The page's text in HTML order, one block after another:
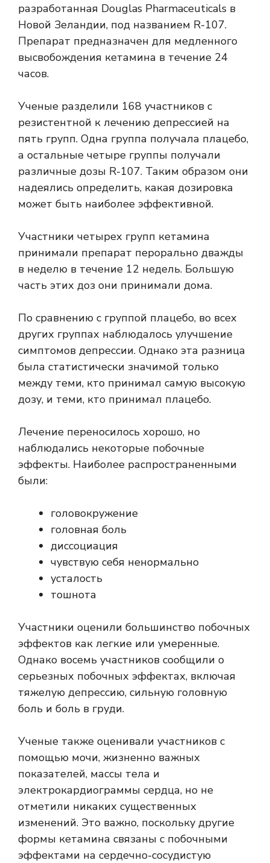
разработанная Douglas Pharmaceuticals в
Новой Зеландии, под названием R-107.
Препарат предназначен для медленного
высвобождения кетамина в течение 24
часов.
Ученые разделили 168 участников с
резистентной к лечению депрессией на
пять групп. Одна группа получала плацебо,
а остальные четыре группы получали
различные дозы R-107. Таким образом они
надеялись определить, какая дозировка
может быть наиболее эффективной.
Участники четырех групп кетамина
принимали препарат перорально дважды
в неделю в течение 12 недель. Большую
часть этих доз они принимали дома.
По сравнению с группой плацебо, во всех
других группах наблюдалось улучшение
симптомов депрессии. Однако эта разница
была статистически значимой только
между теми, кто принимал самую высокую
дозу, и теми, кто принимал плацебо.
Лечение переносилось хорошо, но
наблюдались некоторые побочные
эффекты. Наиболее распространенными
были:
головокружение
головная боль
диссоциация
чувствую себя ненормально
усталость
тошнота
Участники оценили большинство побочных
эффектов как легкие или умеренные.
Однако восемь участников сообщили о
серьезных побочных эффектах, включая
тяжелую депрессию, сильную головную
боль и боль в груди.
Ученые также оценивали участников с
помощью мочи, жизненно важных
показателей, массы тела и
электрокардиограммы сердца, но не
отметили никаких существенных
изменений. Это важно, поскольку другие
формы кетамина связаны с побочными
эффектами на сердечно-сосудистую